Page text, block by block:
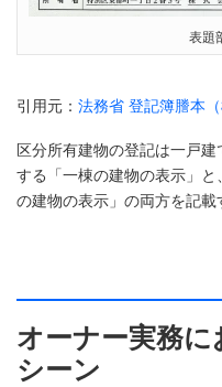
表題
引用元： 法務省 登記簿謄本
区分所有建物の登記は一戸
する「一棟の建物の表示」
の建物の表示」の両方を記載
オーナー実務に
シーン